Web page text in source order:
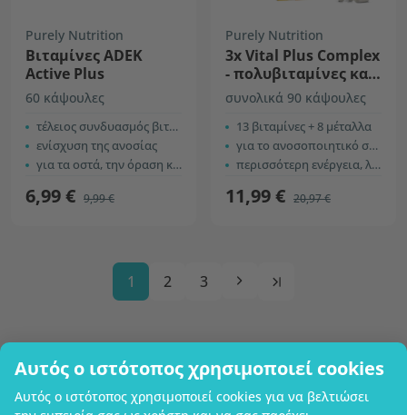
Αυτός ο ιστότοπος χρησιμοποιεί cookies
Αυτός ο ιστότοπος χρησιμοποιεί cookies για να βελτιώσει
Purely Nutrition
Βιταμίνες ADEK
Active Plus
60 κάψουλες
τέλειος συνδυασμός βιταμινών
ενίσχυση της ανοσίας
για τα οστά, την όραση και το δέρμα
6,99 € 9,99 €
Purely Nutrition
3x Vital Plus Complex
- πολυβιταμίνες και
μέταλλα με
συνολικά 90 κάψουλες
13 βιταμίνες + 8 μέταλλα
για το ανοσοποιητικό σύστημα
περισσότερη ενέργεια, λιγότερη κούραση
11,99 € 20,97 €
1 2 3
Επωνυμία επιχείρησης